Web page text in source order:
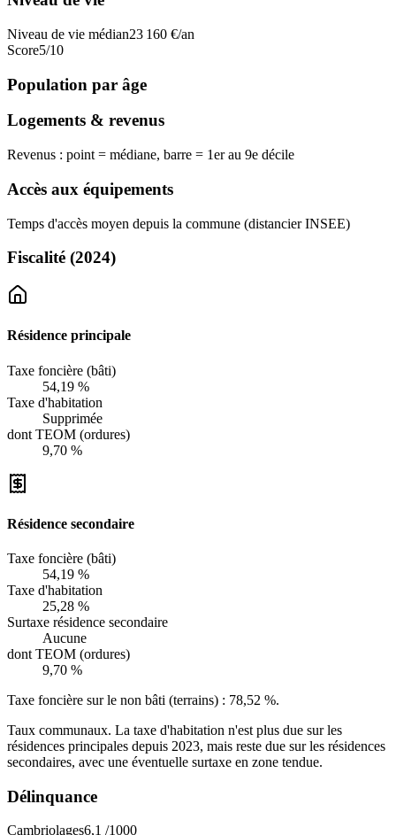
Niveau de vie médian23 160 €/an
Score5/10
Population par âge
Logements & revenus
Revenus : point = médiane, barre = 1er au 9e décile
Accès aux équipements
Temps d'accès moyen depuis la commune (distancier INSEE)
Fiscalité (2024)
Résidence principale
Taxe foncière (bâti)
54,19 %
Taxe d'habitation
Supprimée
dont TEOM (ordures)
9,70 %
Résidence secondaire
Taxe foncière (bâti)
54,19 %
Taxe d'habitation
25,28 %
Surtaxe résidence secondaire
Aucune
dont TEOM (ordures)
9,70 %
Taxe foncière sur le non bâti (terrains) : 78,52 %.
Taux communaux. La taxe d'habitation n'est plus due sur les
résidences principales depuis 2023, mais reste due sur les résidences
secondaires, avec une éventuelle surtaxe en zone tendue.
Délinquance
Cambriolages6,1 /1000